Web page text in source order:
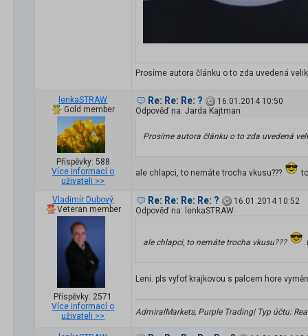
Prosíme autora článku o to zda uvedená
lenkaSTRAW
Gold member
Příspěvky: 588
Více informací o
uživateli >>
Re: Re: Re: ?
16.01.2014 10:50
Odpověď na: Jarda Kajtman
Prosíme autora článku o to zda uvedená
ale chlapci, to nemáte trocha vkusu???
Vladimír Dubový
Veteran member
Příspěvky: 2571
Více informací o
uživateli >>
Re: Re: Re: Re: ?
16.01.2014 10:52
Odpověď na: lenkaSTRAW
ale chlapci, to nemáte trocha vkusu???
Leni. pls vyfoť krajkovou s palcem hore
AdmiralMarkets, Purple Trading| Typ účtu: